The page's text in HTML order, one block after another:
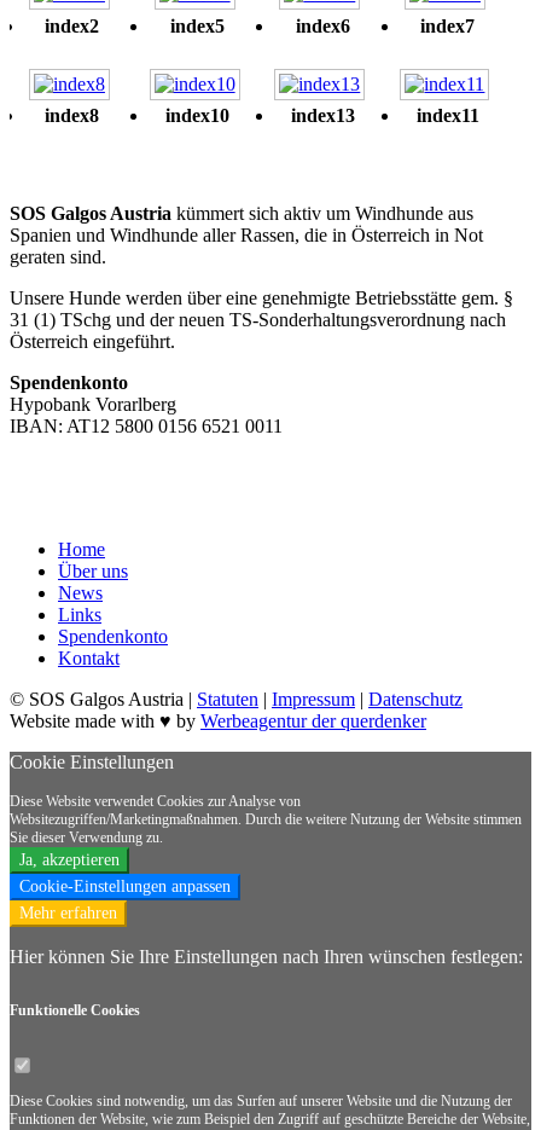
index2 index5 index6 index7
index8 index10 index13 index11
SOS Galgos Austria kümmert sich aktiv um Windhunde aus
Spanien und Windhunde aller Rassen, die in Österreich in Not
geraten sind.
Unsere Hunde werden über eine genehmigte Betriebsstätte gem. §
31 (1) TSchg und der neuen TS-Sonderhaltungsverordnung nach
Österreich eingeführt.
Spendenkonto
Hypobank Vorarlberg
IBAN: AT12 5800 0156 6521 0011
Home
Über uns
News
Links
Spendenkonto
Kontakt
© SOS Galgos Austria | Statuten | Impressum | Datenschutz
Website made with ♥ by Werbeagentur der querdenker
Cookie Einstellungen
Diese Website verwendet Cookies zur Analyse von
Websitezugriffen/Marketingmaßnahmen. Durch die weitere Nutzung der Website stimmen
Sie dieser Verwendung zu.
Ja, akzeptieren
Cookie-Einstellungen anpassen
Mehr erfahren
Hier können Sie Ihre Einstellungen nach Ihren wünschen festlegen:
Funktionelle Cookies
Diese Cookies sind notwendig, um das Surfen auf unserer Website und die Nutzung der
Funktionen der Website, wie zum Beispiel den Zugriff auf geschützte Bereiche der Website,